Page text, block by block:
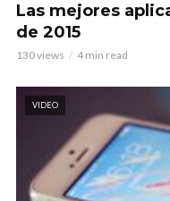
Las mejores
de 2015
130 views 4 min read
VIDEO